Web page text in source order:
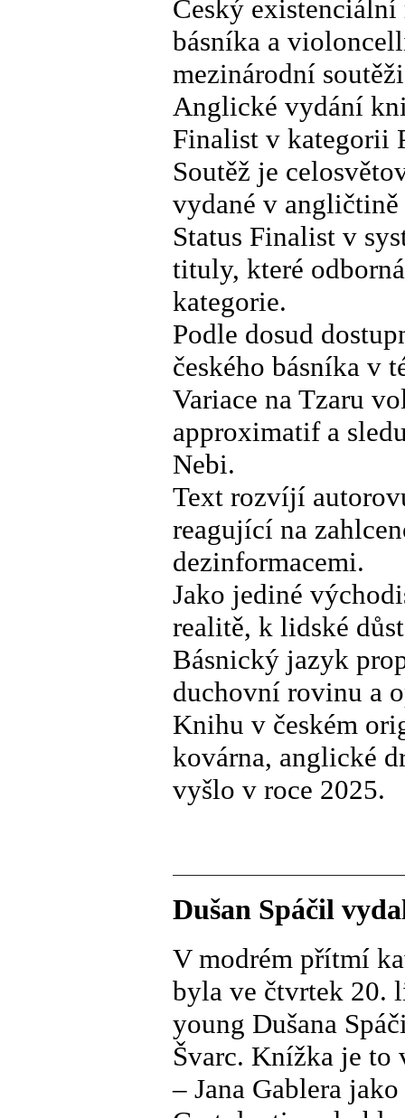
Český existenciální
básníka a
mezinárodní
Anglické vydání
Finalist v kategorii
Soutěž je
vydané v
Status Finalist v
tituly, které
kategorie.
Podle dosud
českého básníka v
Variace na Tzaru
approximatif a
Nebi.
Text rozvíjí
reagující na
dezinformacemi.
Jako jediné
realitě, k lidské
Básnický jazyk
duchovní rovinu a
Knihu v českém
kovárna, anglické
vyšlo v roce 2025.
Dušan Spáčil
V modrém přítmí
byla ve čtvrtek 20.
young Dušana
Švarc. Knížka je to
– Jana Gablera